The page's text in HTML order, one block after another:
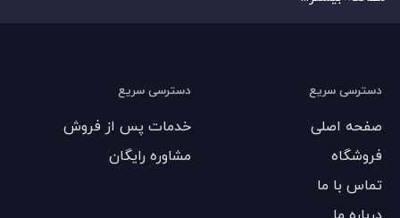
دسترسی سریع
صفحه اصلی
فروشگاه
تماس با ما
دسترسی سریع
خدمات پس از فروش
مشاوره رایگان